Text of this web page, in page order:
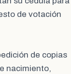
de votación
de copias
nacimiento,